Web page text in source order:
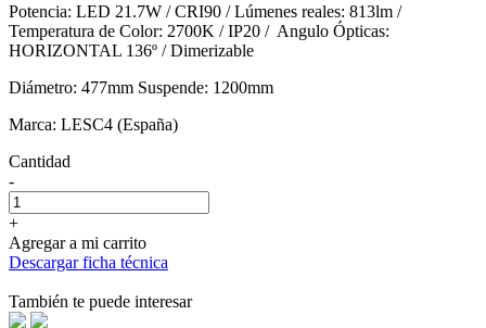
Potencia: LED 21.7W / CRI90 / Lúmenes reales: 813lm /
Temperatura de Color: 2700K / IP20 / Angulo Ópticas:
HORIZONTAL 136º / Dimerizable
Diámetro: 477mm Suspende: 1200mm
Marca: LESC4 (España)
Cantidad
-
+
Agregar a mi carrito
Descargar ficha técnica
También te puede interesar